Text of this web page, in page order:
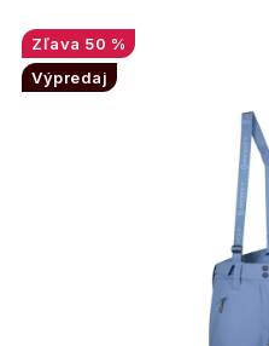
OBLEČENIE
50 %
Výpredaj